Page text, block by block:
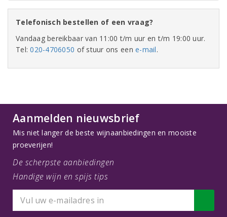
Telefonisch bestellen of een vraag?
Vandaag bereikbaar van 11:00 t/m uur en t/m 19:00 uur.
Tel:020-4706050 of stuur ons eene-mail.
Aanmelden nieuwsbrief
Mis niet langer de beste wijnaanbiedingen en mooiste
proeverijen!
De scherpste aanbiedingen
Handige wijn en spijs tips